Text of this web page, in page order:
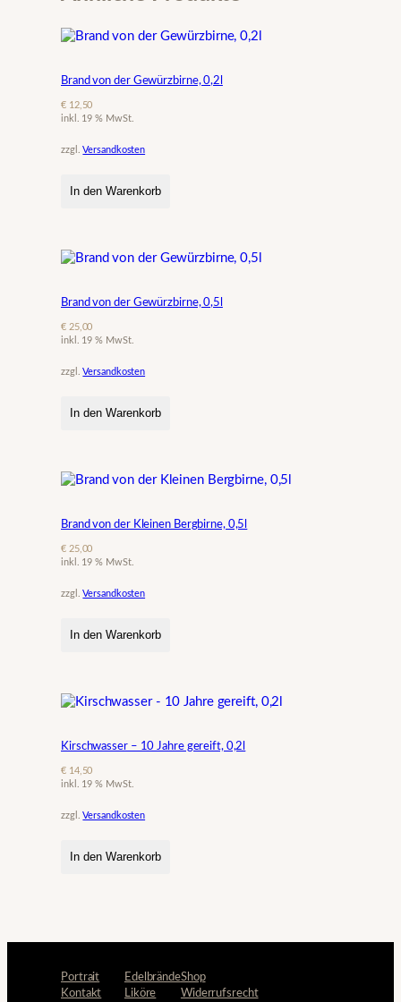
g
Brand von der Gewürzbirne, 0,2l
€12,50
inkl. 19 % MwSt.
zzgl.Versandkosten
In den Warenkorb
Brand von der Gewürzbirne, 0,5l
€25,00
inkl. 19 % MwSt.
zzgl.Versandkosten
In den Warenkorb
Brand von der Kleinen Bergbirne, 0,5l
€25,00
inkl. 19 % MwSt.
zzgl.Versandkosten
In den Warenkorb
Kirschwasser – 10 Jahre gereift, 0,2l
€14,50
inkl. 19 % MwSt.
zzgl.Versandkosten
In den Warenkorb
Portrait
Kontakt
Edelbrände
Liköre
Shop
Widerrufsrecht